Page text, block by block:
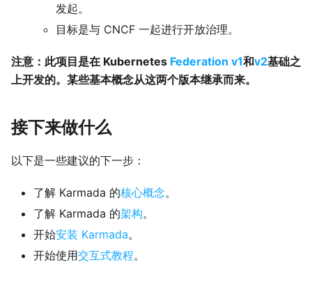
发起。
目标是与 CNCF 一起进行开放治理。
注意：此项目是在 Kubernetes Federation v1和v2基础之
上开发的。某些基本概念从这两个版本继承而来。
接下来做什么
以下是一些建议的下一步：
了解 Karmada 的核心概念。
了解 Karmada 的架构。
开始安装 Karmada。
开始使用交互式教程。